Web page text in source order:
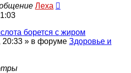
Леха
борется с жиром
20:33 » в форуме Здоровье и